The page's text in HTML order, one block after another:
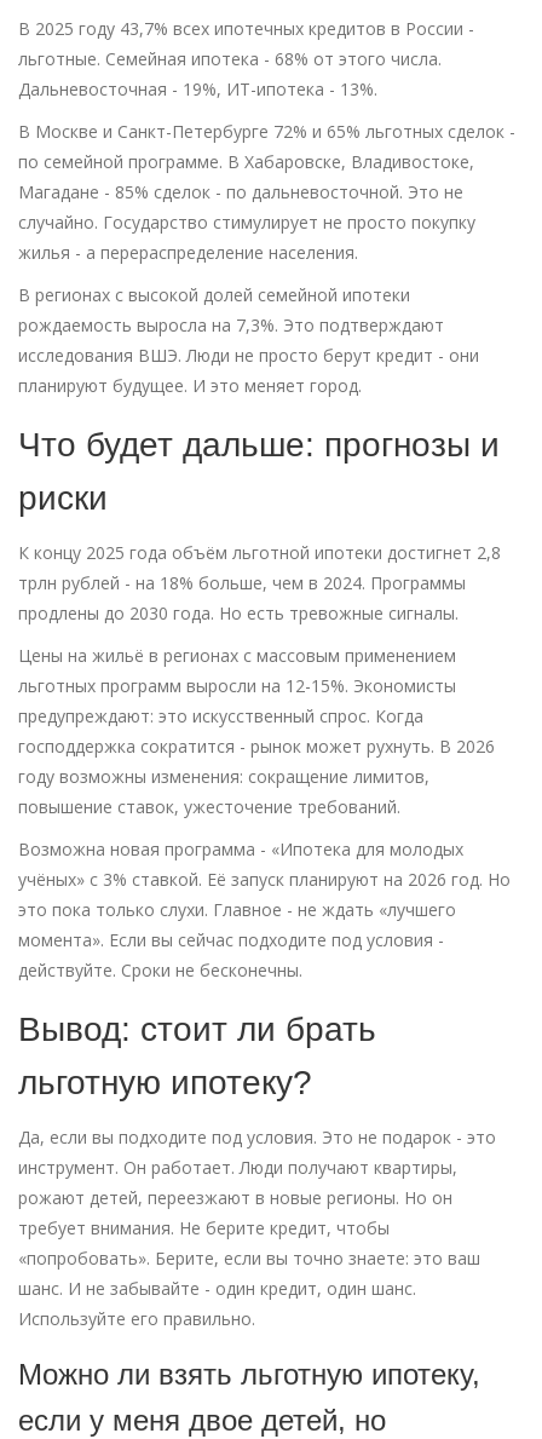
В 2025 году 43,7% всех ипотечных кредитов в России -
льготные. Семейная ипотека - 68% от этого числа.
Дальневосточная - 19%, ИТ-ипотека - 13%.
В Москве и Санкт-Петербурге 72% и 65% льготных сделок -
по семейной программе. В Хабаровске, Владивостоке,
Магадане - 85% сделок - по дальневосточной. Это не
случайно. Государство стимулирует не просто покупку
жилья - а перераспределение населения.
В регионах с высокой долей семейной ипотеки
рождаемость выросла на 7,3%. Это подтверждают
исследования ВШЭ. Люди не просто берут кредит - они
планируют будущее. И это меняет город.
Что будет дальше: прогнозы и
риски
К концу 2025 года объём льготной ипотеки достигнет 2,8
трлн рублей - на 18% больше, чем в 2024. Программы
продлены до 2030 года. Но есть тревожные сигналы.
Цены на жильё в регионах с массовым применением
льготных программ выросли на 12-15%. Экономисты
предупреждают: это искусственный спрос. Когда
господдержка сократится - рынок может рухнуть. В 2026
году возможны изменения: сокращение лимитов,
повышение ставок, ужесточение требований.
Возможна новая программа - «Ипотека для молодых
учёных» с 3% ставкой. Её запуск планируют на 2026 год. Но
это пока только слухи. Главное - не ждать «лучшего
момента». Если вы сейчас подходите под условия -
действуйте. Сроки не бесконечны.
Вывод: стоит ли брать
льготную ипотеку?
Да, если вы подходите под условия. Это не подарок - это
инструмент. Он работает. Люди получают квартиры,
рожают детей, переезжают в новые регионы. Но он
требует внимания. Не берите кредит, чтобы
«попробовать». Берите, если вы точно знаете: это ваш
шанс. И не забывайте - один кредит, один шанс.
Используйте его правильно.
Можно ли взять льготную ипотеку,
если у меня двое детей, но